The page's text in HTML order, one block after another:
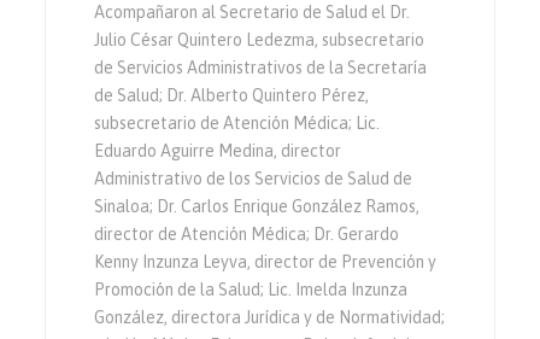
Acompañaron al Secretario de Salud el Dr.
Julio César Quintero Ledezma, subsecretario
de Servicios Administrativos de la Secretaría
de Salud; Dr. Alberto Quintero Pérez,
subsecretario de Atención Médica; Lic.
Eduardo Aguirre Medina, director
Administrativo de los Servicios de Salud de
Sinaloa; Dr. Carlos Enrique González Ramos,
director de Atención Médica; Dr. Gerardo
Kenny Inzunza Leyva, director de Prevención y
Promoción de la Salud; Lic. Imelda Inzunza
González, directora Jurídica y de Normatividad;